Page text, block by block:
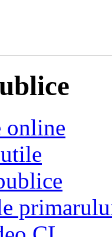
online